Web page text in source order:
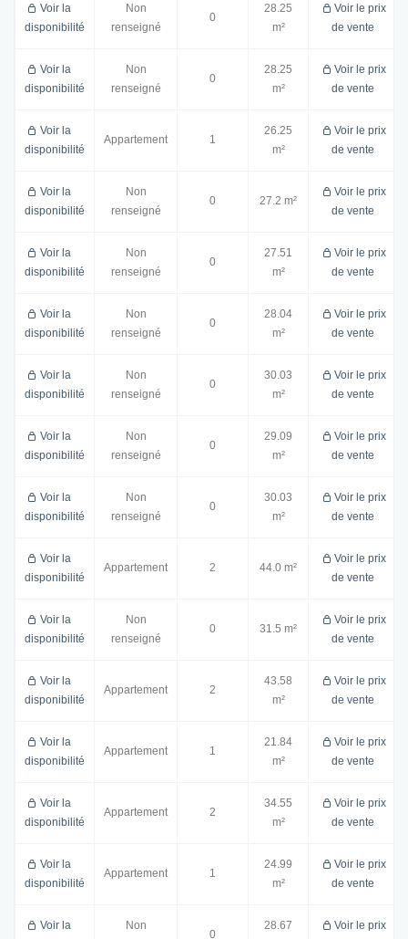
Voir la
disponibilité
Non
renseigné
0
28.25
m²
Voir le prix
de vente
Voir la
disponibilité
Non
renseigné
0
28.25
m²
Voir le prix
de vente
Voir la
disponibilité
Appartement 1
26.25
m²
Voir le prix
de vente
Voir la
disponibilité
Non
renseigné
0 27.2 m²
Voir le prix
de vente
Voir la
disponibilité
Non
renseigné
0
27.51
m²
Voir le prix
de vente
Voir la
disponibilité
Non
renseigné
0
28.04
m²
Voir le prix
de vente
Voir la
disponibilité
Non
renseigné
0
30.03
m²
Voir le prix
de vente
Voir la
disponibilité
Non
renseigné
0
29.09
m²
Voir le prix
de vente
Voir la
disponibilité
Non
renseigné
0
30.03
m²
Voir le prix
de vente
Voir la
disponibilité
Appartement 2 44.0 m²
Voir le prix
de vente
Voir la
disponibilité
Non
renseigné
0 31.5 m²
Voir le prix
de vente
Voir la
disponibilité
Appartement 2
43.58
m²
Voir le prix
de vente
Voir la
disponibilité
Appartement 1
21.84
m²
Voir le prix
de vente
Voir la
disponibilité
Appartement 2
34.55
m²
Voir le prix
de vente
Voir la
disponibilité
Appartement 1
24.99
m²
Voir le prix
de vente
Voir la
Non
0
28.67
Voir le prix